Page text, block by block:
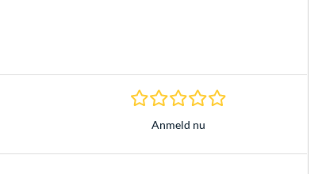
0.0 Stjerner hos 0
Anmeld nu